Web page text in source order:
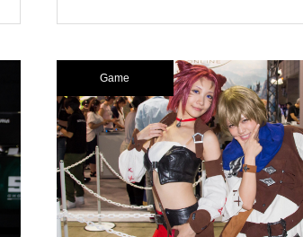
Game